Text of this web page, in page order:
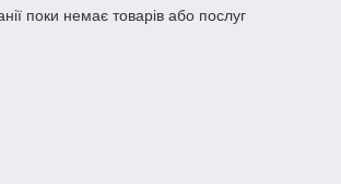
поки немає товарів або послуг